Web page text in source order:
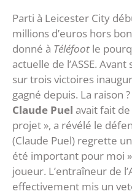
Parti à Leicester City
millions d’euros hors
donné à Téléfoot le
actuelle de l’ASSE.
sur trois victoires
gagné depuis. La raison
Claude Puel avait fait de
projet », a révélé le
(Claude Puel) regrette un
été important pour moi
joueur. L’entraîneur de
effectivement mis un